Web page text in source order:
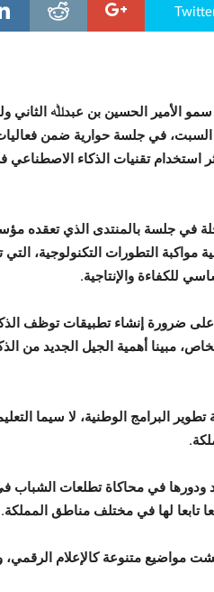
الأمير الحسين بن عبدﷲ الثاني
السبت، في جلسة حوارية ضمن
حول أثر استخدام تقنيات الذكاء
في جلسة بالمنتدى الذي تعقده
مواكبة التطورات التكنولوجية،
للكفاءة والإنتاجية.
ضرورة إنشاء تطبيقات توظف
مبينا أهمية الجيل الجديد من
البرامج الوطنية، لا سيما
في محاكاة تطلعات الشباب
متنوعة كالإعلام الرقمي،